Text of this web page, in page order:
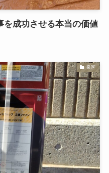
を成功させる本当の価値
泉区